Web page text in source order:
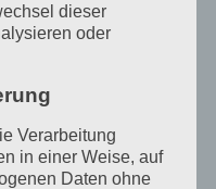
dieser
oder
Verarbeitung
in einer Weise, auf
Daten ohne